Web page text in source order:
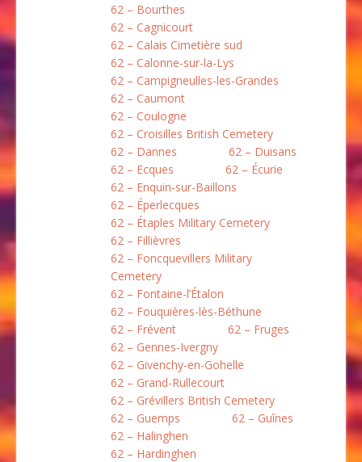
62 – Bourthes
62 – Cagnicourt
62 – Calais Cimetière sud
62 – Calonne-sur-la-Lys
62 – Campigneulles-les-Grandes
62 – Caumont
62 – Coulogne
62 – Croisilles British Cemetery
62 – Dannes
62 – Duisans
62 – Ecques
62 – Écurie
62 – Enquin-sur-Baillons
62 – Éperlecques
62 – Étaples Military Cemetery
62 – Fillièvres
62 – Foncquevillers Military
Cemetery
62 – Fontaine-l’Étalon
62 – Fouquières-lès-Béthune
62 – Frévent
62 – Fruges
62 – Gennes-Ivergny
62 – Givenchy-en-Gohelle
62 – Grand-Rullecourt
62 – Grévillers British Cemetery
62 – Guemps
62 – Guînes
62 – Halinghen
62 – Hardinghen